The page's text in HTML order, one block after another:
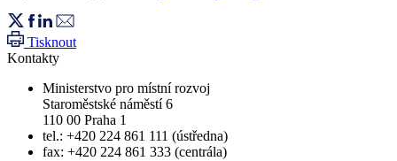
Tisknout
Kontakty
Ministerstvo pro místní rozvoj
Staroměstské náměstí 6
110 00 Praha 1
tel.: +420 224 861 111 (ústředna)
fax: +420 224 861 333 (centrála)